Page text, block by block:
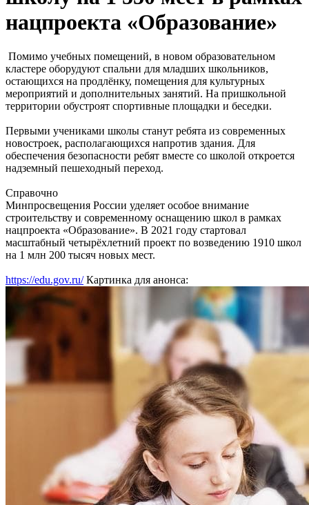
нацпроекта «Образование»
Помимо учебных помещений, в новом образовательном
кластере оборудуют спальни для младших школьников,
остающихся на продлёнку, помещения для культурных
мероприятий и дополнительных занятий. На пришкольной
территории обустроят спортивные площадки и беседки.
Первыми учениками школы станут ребята из современных
новостроек, располагающихся напротив здания. Для
обеспечения безопасности ребят вместе со школой откроется
надземный пешеходный переход.
Справочно
Минпросвещения России уделяет особое внимание
строительству и современному оснащению школ в рамках
нацпроекта «Образование». В 2021 году стартовал
масштабный четырёхлетний проект по возведению 1910 школ
на 1 млн 200 тысяч новых мест.
https://edu.gov.ru/Картинка для анонса: